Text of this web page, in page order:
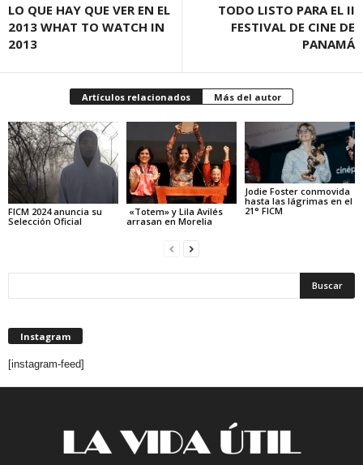
LO QUE HAY QUE VER EN EL
2013 WHAT TO WATCH IN
2013
TODO LISTO PARA EL II
FESTIVAL DE CINE DE
PANAMÁ
Artículos relacionados Más del autor
FICM 2024 anuncia su
Selección Oficial
«Totem» y Lila Avilés
arrasan en Morelia
Jodie Foster conmovida
hasta las lágrimas en el
21° FICM
Instagram
[instagram-feed]